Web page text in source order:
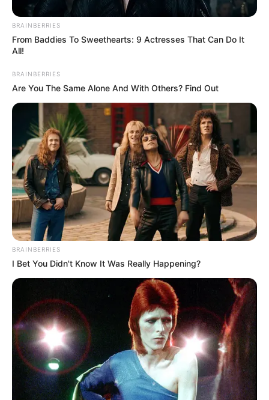
BRAINBERRIES
From Baddies To Sweethearts: 9 Actresses That Can Do It
All!
BRAINBERRIES
Are You The Same Alone And With Others? Find Out
BRAINBERRIES
I Bet You Didn't Know It Was Really Happening?